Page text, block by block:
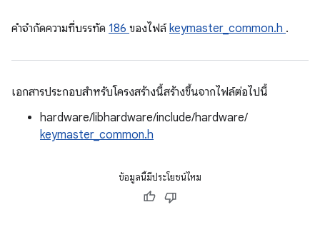
คําจํากัดความที่บรรทัด 186 ของไฟล์keymaster_common.h .
เอกสารประกอบสำหรับโครงสร้างนี้สร้างขึ้นจากไฟล์ต่อไปนี้
hardware/libhardware/include/hardware/
keymaster_common.h
ข้อมูลนี้มีประโยชน์ไหม